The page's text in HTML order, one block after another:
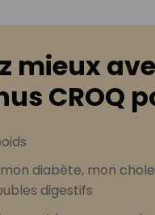
mieux
CROQ
diabète, mon
digestifs